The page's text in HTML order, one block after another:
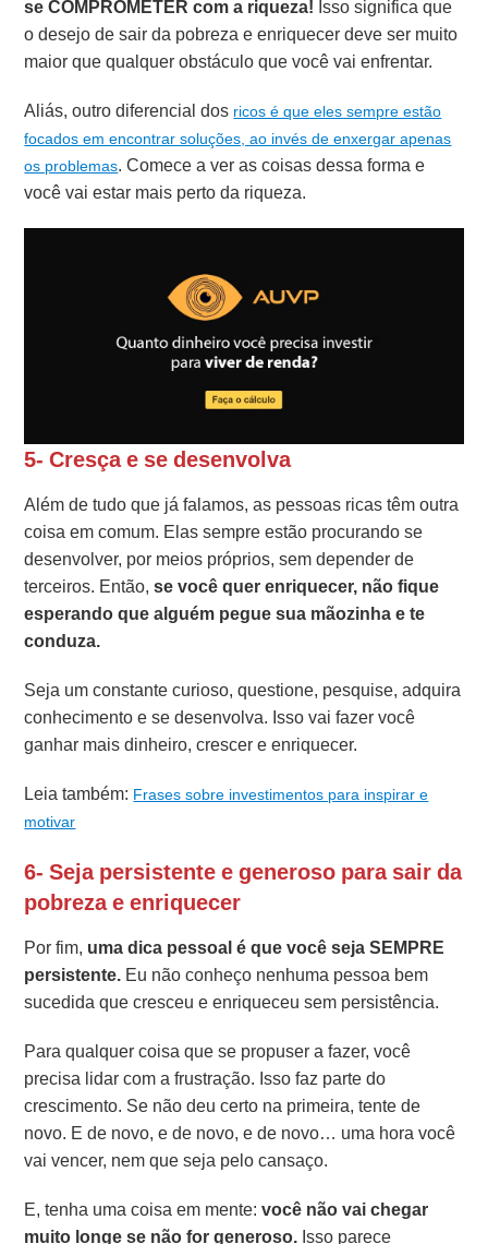
se COMPROMETER com a riqueza! Isso significa que
o desejo de sair da pobreza e enriquecer deve ser muito
maior que qualquer obstáculo que você vai enfrentar.
Aliás, outro diferencial dos ricos é que eles sempre estão
focados em encontrar soluções, ao invés de enxergar apenas
os problemas. Comece a ver as coisas dessa forma e
você vai estar mais perto da riqueza.
5- Cresça e se desenvolva
Além de tudo que já falamos, as pessoas ricas têm outra
coisa em comum. Elas sempre estão procurando se
desenvolver, por meios próprios, sem depender de
terceiros. Então,se você quer enriquecer, não fique
esperando que alguém pegue sua mãozinha e te
conduza.
Seja um constante curioso, questione, pesquise, adquira
conhecimento e se desenvolva. Isso vai fazer você
ganhar mais dinheiro, crescer e enriquecer.
Leia também: Frases sobre investimentos para inspirar e
motivar
6- Seja persistente e generoso para sair da
pobreza e enriquecer
Por fim, uma dica pessoal é que você seja SEMPRE
persistente. Eu não conheço nenhuma pessoa bem
sucedida que cresceu e enriqueceu sem persistência.
Para qualquer coisa que se propuser a fazer, você
precisa lidar com a frustração. Isso faz parte do
crescimento. Se não deu certo na primeira, tente de
novo. E de novo, e de novo, e de novo… uma hora você
vai vencer, nem que seja pelo cansaço.
E, tenha uma coisa em mente: você não vai chegar
muito longe se não for generoso. Isso parece